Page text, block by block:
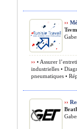
››
Tsvm
›› • Assurer
industrielles •
pneumatiques •
››